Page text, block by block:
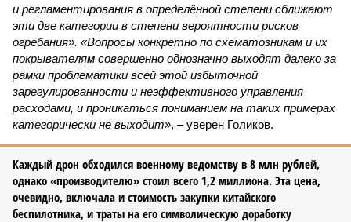
и регламентирования в определённой степени сближают
эти две категории в степени вероятности рисков
огребания». «Вопросы конкретно по схематозникам и их
покрывателям совершенно однозначно выходят далеко за
рамки проблематики всей этой избыточной
зарегулированности и неэффективного управления
расходами, и проникаться пониманием на таких примерах
категорически не выходит», – уверен Голиков.
Каждый дрон обходился военному ведомству в 8 млн рублей,
однако «производителю» стоил всего 1,2 миллиона. Эта цена,
очевидно, включала и стоимость закупки китайского
беспилотника, и траты на его символическую доработку